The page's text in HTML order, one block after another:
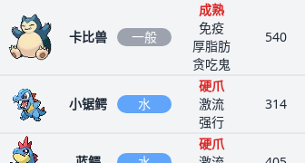
卡比兽 一般
成熟
免疫
厚脂肪
贪吃鬼
540
小锯鳄 水
硬爪
激流
强行
314
硬爪